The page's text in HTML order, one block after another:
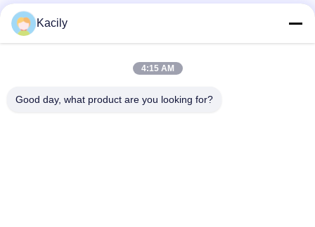
Λαϊκή κατηγορία
Kacily
4:15 AM
Good day, what product are you looking for?